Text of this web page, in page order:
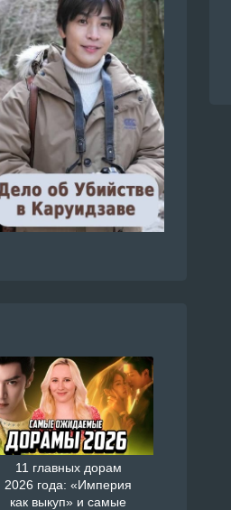
11 главных дорам
2026 года: «Империя
как выкуп» и самые